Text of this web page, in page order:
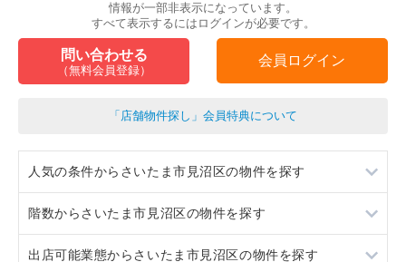
情報が一部非表示になっています。
すべて表示するにはログインが必要です。
問い合わせる
（無料会員登録）
会員ログイン
「店舗物件探し」会員特典について
人気の条件からさいたま市見沼区の物件を探す
居抜き
スケルトン
階数からさいたま市見沼区の物件を探す
1階
出店可能業態からさいたま市見沼区の物件を探す